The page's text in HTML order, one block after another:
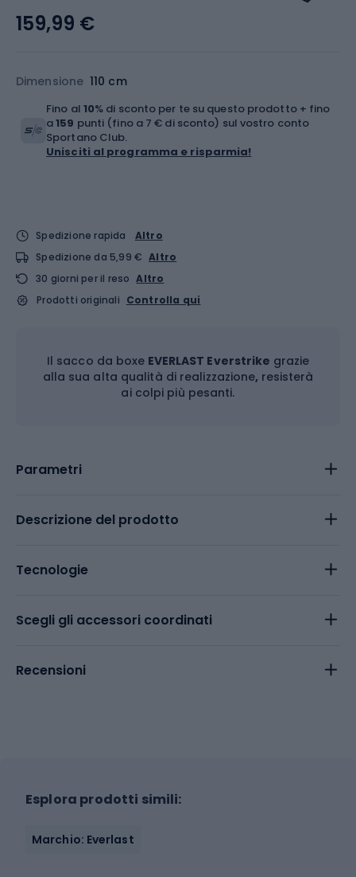
Dimensione 110 cm
159,99 €
Fino al 10% di sconto per te su questo prodotto + fino
a159 punti (fino a 7 € di sconto) sul vostro conto
Sportano Club.
Unisciti al programma e risparmia!
Spedizione rapida
Altro
Spedizione da 5,99 € Altro
30 giorni per il reso Altro
Prodotti originali Controlla qui
Il sacco da boxe EVERLAST Everstrike grazie
alla sua alta qualità di realizzazione, resisterà
ai colpi più pesanti.
Parametri
Descrizione del prodotto
Tecnologie
Scegli gli accessori coordinati
Recensioni
Esplora prodotti simili:
Marchio: Everlast